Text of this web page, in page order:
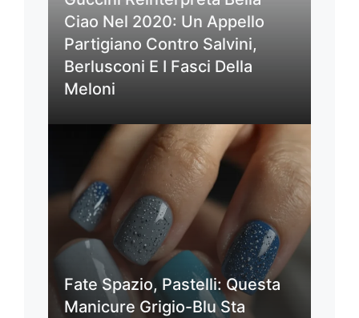
Ciao Nel 2020: Un Appello
Partigiano Contro Salvini,
Berlusconi E I Fasci Della
Meloni
Fate Spazio, Pastelli: Questa
Manicure Grigio-Blu Sta